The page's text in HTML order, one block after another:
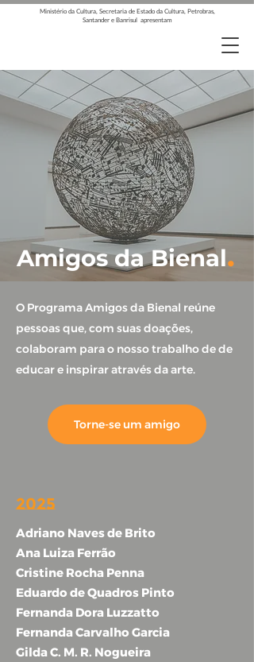
Ministério da Cultura, Secretaria de Estado da Cultura, Petrobras,
Santander e Banrisul apresentam
Amigos da Bienal.
O Programa Amigos da Bienal reúne
pessoas que, com suas doações,
colaboram para o nosso trabalho de de
educar e inspirar através da arte.
Torne-se um amigo
2025
Adriano Naves de Brito
Ana Luiza Ferrão
Cristine Rocha Penna
Eduardo de Quadros Pinto
Fernanda Dora Luzzatto
Fernanda Carvalho Garcia
Gilda C. M. R. Nogueira